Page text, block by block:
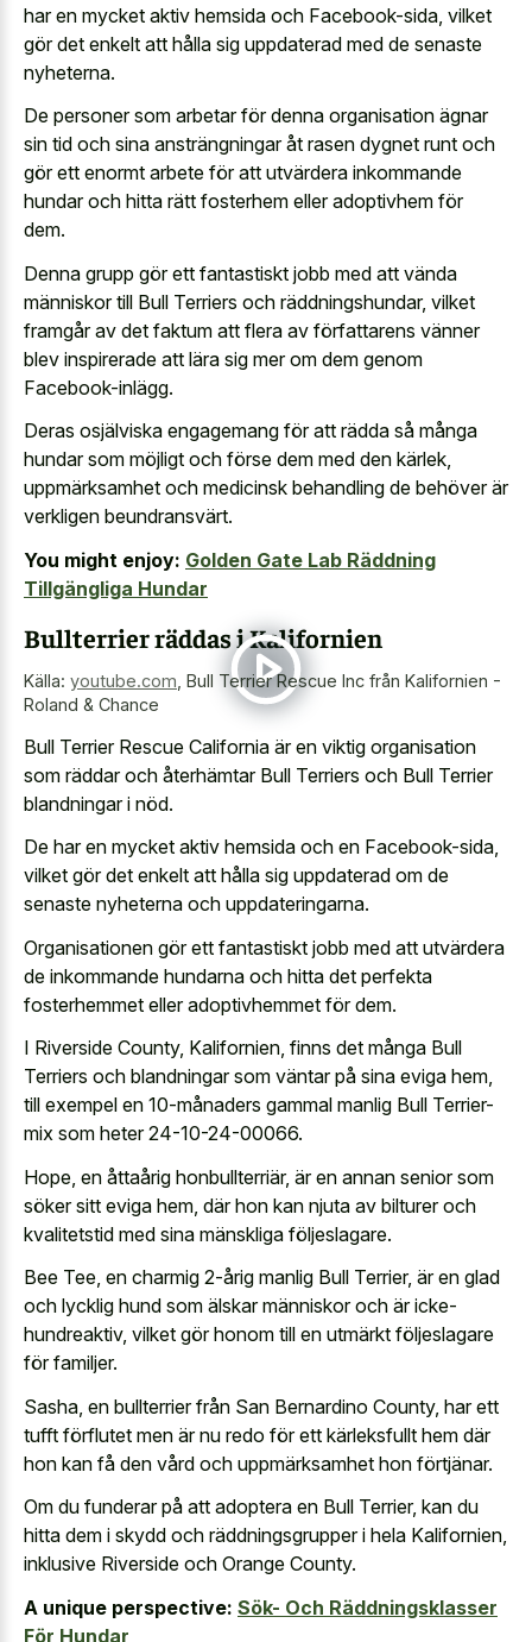
har en mycket aktiv hemsida och Facebook-sida, vilket
gör det enkelt att hålla sig uppdaterad med de senaste
nyheterna.
De personer som arbetar för denna organisation ägnar
sin tid och sina ansträngningar åt rasen dygnet runt och
gör ett enormt arbete för att utvärdera inkommande
hundar och hitta rätt fosterhem eller adoptivhem för
dem.
Denna grupp gör ett fantastiskt jobb med att vända
människor till Bull Terriers och räddningshundar, vilket
framgår av det faktum att flera av författarens vänner
blev inspirerade att lära sig mer om dem genom
Facebook-inlägg.
Deras osjälviska engagemang för att rädda så många
hundar som möjligt och förse dem med den kärlek,
uppmärksamhet och medicinsk behandling de behöver är
verkligen beundransvärt.
You might enjoy: Golden Gate Lab Räddning
Tillgängliga Hundar
Bullterrier räddas i Kalifornien
Källa: youtube.com Bull Terrier Rescue Inc från Kalifornien -
Roland & Chance
Bull Terrier Rescue California är en viktig organisation
som räddar och återhämtar Bull Terriers och Bull Terrier
blandningar i nöd.
De har en mycket aktiv hemsida och en Facebook-sida,
vilket gör det enkelt att hålla sig uppdaterad om de
senaste nyheterna och uppdateringarna.
Organisationen gör ett fantastiskt jobb med att utvärdera
de inkommande hundarna och hitta det perfekta
fosterhemmet eller adoptivhemmet för dem.
I Riverside County, Kalifornien, finns det många Bull
Terriers och blandningar som väntar på sina eviga hem,
till exempel en 10-månaders gammal manlig Bull Terrier-
mix som heter 24-10-24-00066.
Hope, en åttaårig honbullterriär, är en annan senior som
söker sitt eviga hem, där hon kan njuta av bilturer och
kvalitetstid med sina mänskliga följeslagare.
Bee Tee, en charmig 2-årig manlig Bull Terrier, är en glad
och lycklig hund som älskar människor och är icke-
hundreaktiv, vilket gör honom till en utmärkt följeslagare
för familjer.
Sasha, en bullterrier från San Bernardino County, har ett
tufft förflutet men är nu redo för ett kärleksfullt hem där
hon kan få den vård och uppmärksamhet hon förtjänar.
Om du funderar på att adoptera en Bull Terrier, kan du
hitta dem i skydd och räddningsgrupper i hela Kalifornien,
inklusive Riverside och Orange County.
A unique perspective: Sök- Och Räddningsklasser
För Hundar